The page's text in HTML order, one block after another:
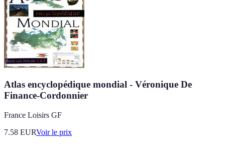
Atlas encyclopédique mondial - Véronique De
Finance-Cordonnier
France Loisirs GF
7.58 EURVoir le prix